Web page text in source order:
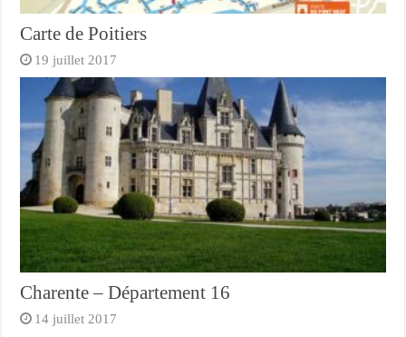
Carte de Poitiers
19 juillet 2017
Charente – Département 16
14 juillet 2017